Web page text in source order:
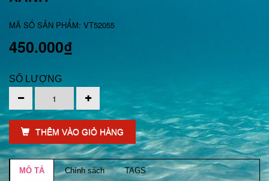
MÃ SỐ SẢN PHẨM: VT52055
450.000₫
SỐ LƯỢNG
THÊM VÀO GIỎ HÀNG
MÔ TẢ Chính sách TAGS